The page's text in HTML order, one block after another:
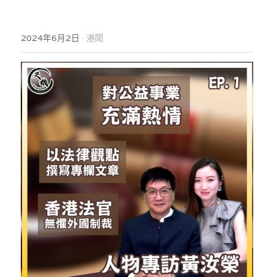
反華推手懶人包
民主派騙案十式
反華推手起底
美西霸凌內幕
美西極權主義
真相直擊
極端暴恐實錄
KOL 專欄
林淑芳專欄
屈穎妍專欄
朱庭萱專欄
莫綺琪專欄
黃萬成專欄
招國偉專欄
絕密法庭檔案
醫院口岸爆炸案
屠龍小隊案
黎智英案審訊
支聯會案
35+顛覆案
生活
吃喝玩指南
休閒好介紹
親子
花生仔漫畫週記
關於我們
人才招聘
投稿熱線
商戶合作
搜索
繁體中文
繁體中文
English
2024年6月2日 · 港聞